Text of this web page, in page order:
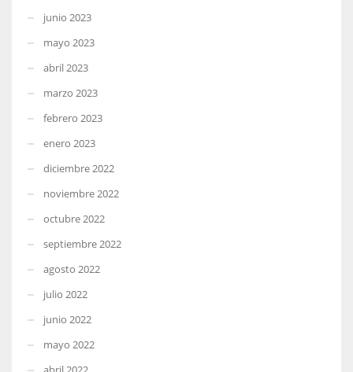
junio 2023
mayo 2023
abril 2023
marzo 2023
febrero 2023
enero 2023
diciembre 2022
noviembre 2022
octubre 2022
septiembre 2022
agosto 2022
julio 2022
junio 2022
mayo 2022